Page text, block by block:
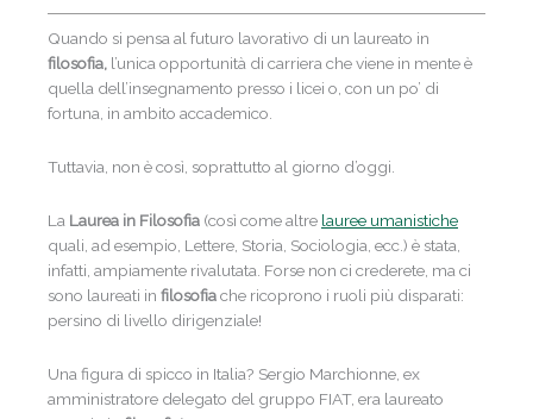
Quando si pensa al futuro lavorativo di un laureato in
filosofia, l’unica opportunità di carriera che viene in mente è
quella dell’insegnamento presso i licei o, con un po’ di
fortuna, in ambito accademico.
Tuttavia, non è così, soprattutto al giorno d’oggi.
La Laurea in Filosofia (così come altre lauree umanistiche
quali, ad esempio, Lettere, Storia, Sociologia, ecc.) è stata,
infatti, ampiamente rivalutata. Forse non ci crederete, ma ci
sono laureati in filosofiache ricoprono i ruoli più disparati:
persino di livello dirigenziale!
Una figura di spicco in Italia? Sergio Marchionne, ex
amministratore delegato del gruppo FIAT, era laureato